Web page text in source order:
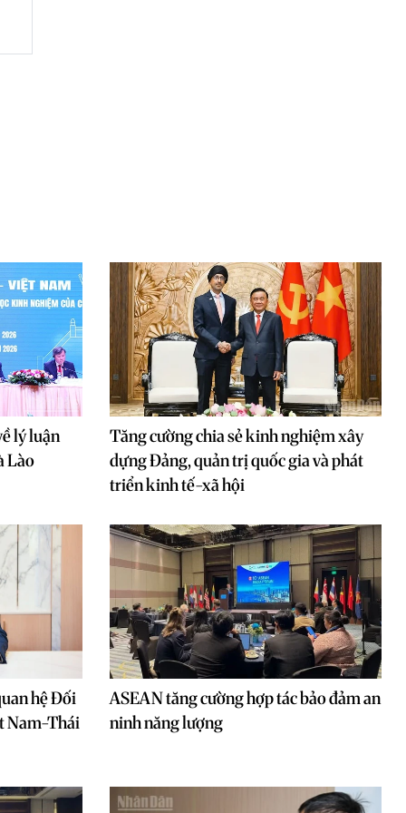
lý luận
Lào
Tăng cường chia sẻ kinh nghiệm xây
dựng Đảng, quản trị quốc gia và phát
triển kinh tế-xã hội
hệ Đối
Nam-Thái
ASEAN tăng cường hợp tác bảo đảm an
ninh năng lượng